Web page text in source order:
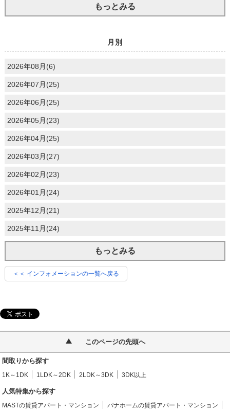
もっとみる
月別
2026年08月(6)
2026年07月(25)
2026年06月(25)
2026年05月(23)
2026年04月(25)
2026年03月(27)
2026年02月(23)
2026年01月(24)
2025年12月(21)
2025年11月(24)
もっとみる
＜＜ インフォメーションの一覧へ戻る
このページの先頭へ
間取りから探す
1K～1DK 1LDK～2DK 2LDK～3DK 3DK以上
人気特集から探す
MASTの賃貸アパート・マンション
パナホームの賃貸アパート・マンション